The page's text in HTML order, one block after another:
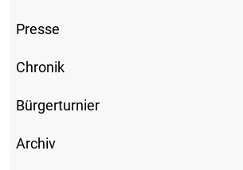
Presse
Chronik
Bürgerturnier
Archiv